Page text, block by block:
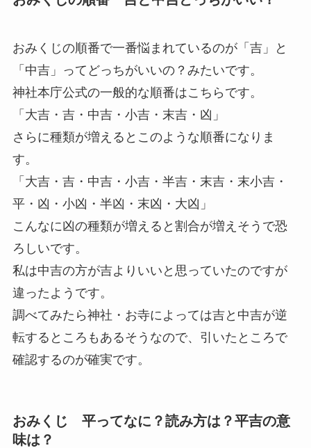
おみくじの順番で一番悩まれているのが「吉」と
「中吉」ってどっちがいいの？みたいです。
神社本庁公式の一般的な順番はこちらです。
「大吉・吉・中吉・小吉・末吉・凶」
さらに種類が増えるとこのような順番になりま
す。
「大吉・吉・中吉・小吉・半吉・末吉・末小吉・
平・凶・小凶・半凶・末凶・大凶」
こんなに凶の種類が増えると割合が増えそうで恐
ろしいです。
私は中吉の方が吉よりいいと思っていたのですが
違ったようです。
調べてみたら神社・お寺によっては吉と中吉が逆
転するところもあるそうなので、引いたところで
確認するのが確実です。
おみくじ 平ってなに？読み方は？平吉の意
味は？